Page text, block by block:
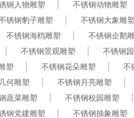
钢人物雕塑 不锈钢动物雕塑
锈钢豹子雕塑 不锈钢大象雕塑
不锈钢海鸥雕塑 不锈钢企鹅
不锈钢景观雕塑 不锈钢
塑
不锈钢花朵雕塑 不
何雕塑 不锈钢月亮雕塑
蔬菜雕塑 不锈钢校园雕塑
钢党建雕塑 不锈钢抽象雕塑